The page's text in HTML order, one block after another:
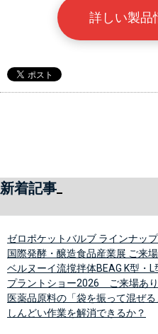
詳しい製品
新着記事
ゼロポケットバルブ ラインナッ
国際発酵・醸造食品産業展 ご来
ベルヌーイ流撹拌体BEAG K型・
プラントショー2026 ご来場あり
医薬品原料の「袋を振って混ぜ
しんどい作業を解消できるか？